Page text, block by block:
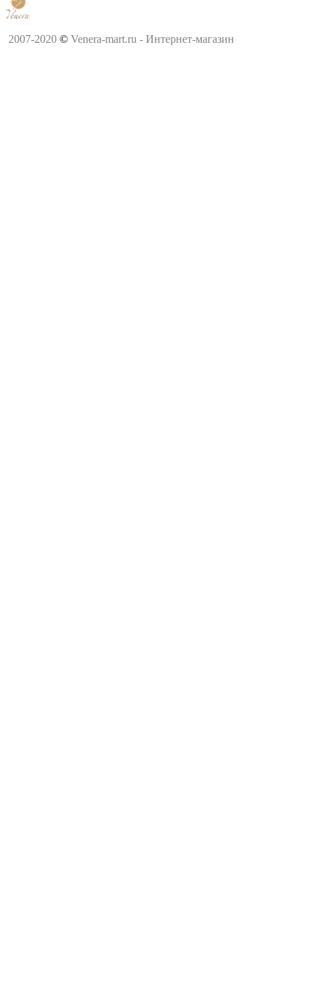
2007-2020 © Venera-mart.ru - Интернет-магазин